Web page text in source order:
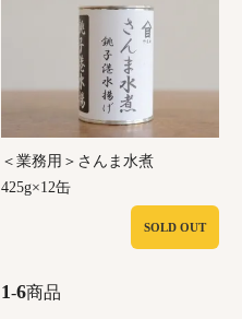
＜業務用＞さんま水煮
425g×12缶
SOLD OUT
1-6商品